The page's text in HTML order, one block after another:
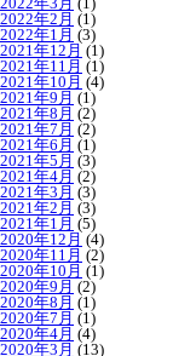
2022年2月 (1)
2022年1月 (3)
2021年12月 (1)
2021年11月 (1)
2021年10月 (4)
2021年9月 (1)
2021年8月 (2)
2021年7月 (2)
2021年6月 (1)
2021年5月 (3)
2021年4月 (2)
2021年3月 (3)
2021年2月 (3)
2021年1月 (5)
2020年12月 (4)
2020年11月 (2)
2020年10月 (1)
2020年9月 (2)
2020年8月 (1)
2020年7月 (1)
2020年4月 (4)
2020年3月 (13)